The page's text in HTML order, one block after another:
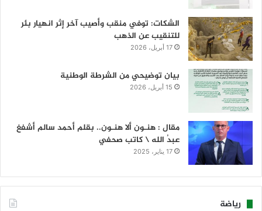
الشكات: توفي منقب وأصيب آخر إثر انهيار بئر
للتنقيب عن الذهب
17 أبريل، 2026
بيان توضيحي من الشرطة الوطنية
15 أبريل، 2026
مقال : هنـون ألا هنـون.. بقلم أحمد سالم أشفغ
عبدُ الله \ كاتب صحفي
17 يناير، 2025
رياضة